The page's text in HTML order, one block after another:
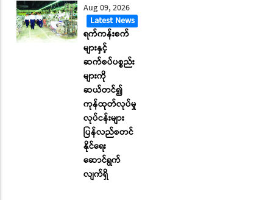
Aug 09, 2026
Latest News
ရက်ကန်းစက်
များနှင့်
ဆက်စပ်ပစ္စည်း
များကို
ဆယ်တင်၍
ကုန်ထုတ်လုပ်မှု
လုပ်ငန်းများ
ပြန်လည်စတင်
နိုင်ရေး
ဆောင်ရွက်
လျက်ရှိ